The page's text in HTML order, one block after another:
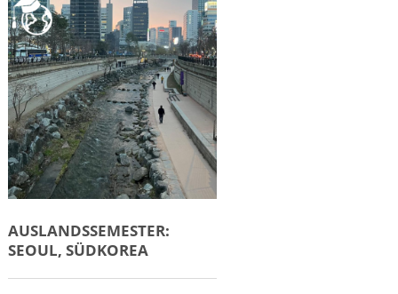
AUSLANDSSEMESTER:
SEOUL, SÜDKOREA